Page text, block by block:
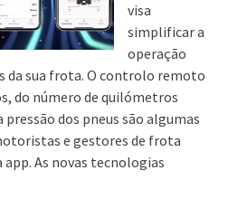
visa
simplificar a
operação
da sua frota. O controlo remoto
do número de quilómetros
dos pneus são algumas
e gestores de frota
As novas tecnologias